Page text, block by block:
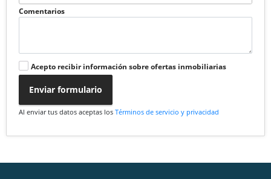
Comentarios
Acepto recibir información sobre ofertas inmobiliarias
Enviar formulario
Al enviar tus datos aceptas los Términos de servicio y privacidad